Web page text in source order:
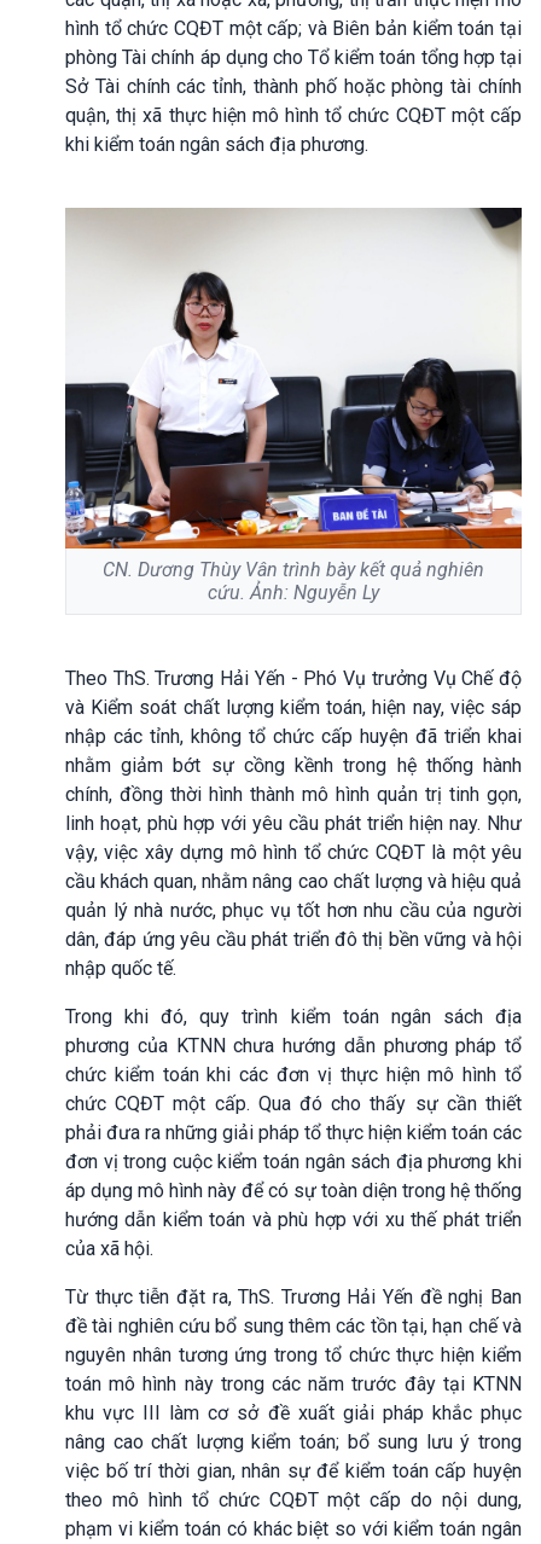
hình tổ chức CQĐT một cấp; và Biên bản kiểm toán tại
phòng Tài chính áp dụng cho Tổ kiểm toán tổng hợp tại
Sở Tài chính các tỉnh, thành phố hoặc phòng tài chính
quận, thị xã thực hiện mô hình tổ chức CQĐT một cấp
khi kiểm toán ngân sách địa phương.
CN. Dương Thùy Vân trình bày kết quả nghiên
cứu. Ảnh: Nguyễn Ly
Theo ThS. Trương Hải Yến - Phó Vụ trưởng Vụ Chế độ
và Kiểm soát chất lượng kiểm toán, hiện nay, việc sáp
nhập các tỉnh, không tổ chức cấp huyện đã triển khai
nhằm giảm bớt sự cồng kềnh trong hệ thống hành
chính, đồng thời hình thành mô hình quản trị tinh gọn,
linh hoạt, phù hợp với yêu cầu phát triển hiện nay. Như
vậy, việc xây dựng mô hình tổ chức CQĐT là một yêu
cầu khách quan, nhằm nâng cao chất lượng và hiệu quả
quản lý nhà nước, phục vụ tốt hơn nhu cầu của người
dân, đáp ứng yêu cầu phát triển đô thị bền vững và hội
nhập quốc tế.
Trong khi đó, quy trình kiểm toán ngân sách địa
phương của KTNN chưa hướng dẫn phương pháp tổ
chức kiểm toán khi các đơn vị thực hiện mô hình tổ
chức CQĐT một cấp. Qua đó cho thấy sự cần thiết
phải đưa ra những giải pháp tổ thực hiện kiểm toán các
đơn vị trong cuộc kiểm toán ngân sách địa phương khi
áp dụng mô hình này để có sự toàn diện trong hệ thống
hướng dẫn kiểm toán và phù hợp với xu thế phát triển
của xã hội.
Từ thực tiễn đặt ra, ThS. Trương Hải Yến đề nghị Ban
đề tài nghiên cứu bổ sung thêm các tồn tại, hạn chế và
nguyên nhân tương ứng trong tổ chức thực hiện kiểm
toán mô hình này trong các năm trước đây tại KTNN
khu vực III làm cơ sở đề xuất giải pháp khắc phục
nâng cao chất lượng kiểm toán; bổ sung lưu ý trong
việc bố trí thời gian, nhân sự để kiểm toán cấp huyện
theo mô hình tổ chức CQĐT một cấp do nội dung,
phạm vi kiểm toán có khác biệt so với kiểm toán ngân